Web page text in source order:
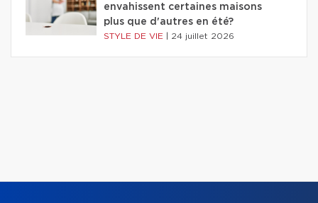
envahissent certaines maisons
plus que d'autres en été?
STYLE DE VIE 24 juillet 2026